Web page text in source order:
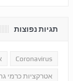
תגיות נפוצות
Coronavirus
אטרקציות כרמי